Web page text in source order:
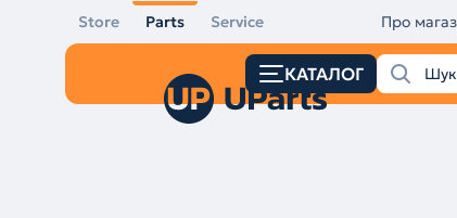
Store Parts Service Про
КАТАЛОГ